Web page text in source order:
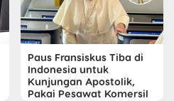
Paus Fransiskus Tiba di
Indonesia untuk
Kunjungan Apostolik,
Pakai Pesawat Komersil